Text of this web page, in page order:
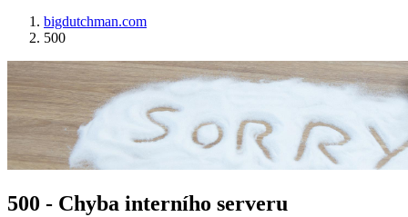
bigdutchman.com
500
500 - Chyba interního serveru